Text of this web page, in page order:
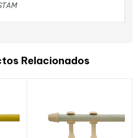
Relacionados